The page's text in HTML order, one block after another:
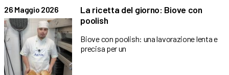
26 Maggio 2026
La ricetta del giorno: Biove con
poolish
Biove con poolish: una lavorazione lenta e
precisa per un